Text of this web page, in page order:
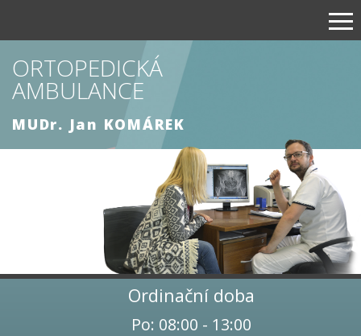
ORTOPEDICKÁ
AMBULANCE
MUDr. Jan KOMÁREK
Ordinační doba
Po: 08:00 - 13:00